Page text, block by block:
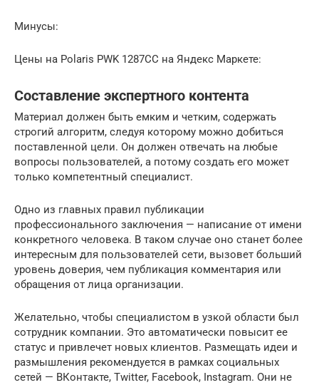
Минусы:
Цены на Polaris PWK 1287CC на Яндекс Маркете:
Составление экспертного контента
Материал должен быть емким и четким, содержать
строгий алгоритм, следуя которому можно добиться
поставленной цели. Он должен отвечать на любые
вопросы пользователей, а потому создать его может
только компетентный специалист.
Одно из главных правил публикации
профессионального заключения — написание от имени
конкретного человека. В таком случае оно станет более
интересным для пользователей сети, вызовет больший
уровень доверия, чем публикация комментария или
обращения от лица организации.
Желательно, чтобы специалистом в узкой области был
сотрудник компании. Это автоматически повысит ее
статус и привлечет новых клиентов. Размещать идеи и
размышления рекомендуется в рамках социальных
сетей — ВКонтакте, Twitter, Facebook, Instagram. Они не